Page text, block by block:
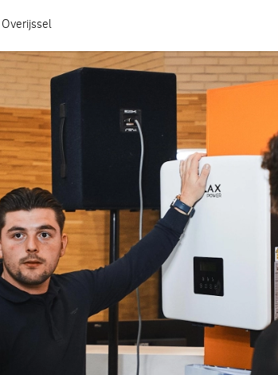
Hoe heeft jouw gemeente het geregeld?